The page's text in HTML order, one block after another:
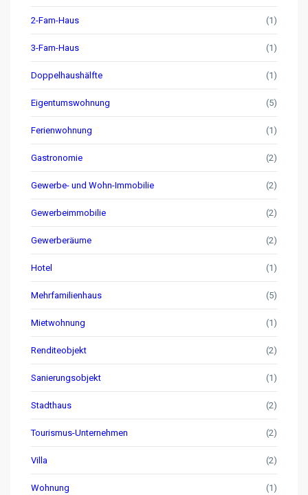
2-Fam-Haus (1)
3-Fam-Haus (1)
Doppelhaushälfte (1)
Eigentumswohnung (5)
Ferienwohnung (1)
Gastronomie (2)
Gewerbe- und Wohn-Immobilie (2)
Gewerbeimmobilie (2)
Gewerberäume (2)
Hotel (1)
Mehrfamilienhaus (5)
Mietwohnung (1)
Renditeobjekt (2)
Sanierungsobjekt (1)
Stadthaus (2)
Tourismus-Unternehmen (2)
Villa (2)
Wohnung (1)